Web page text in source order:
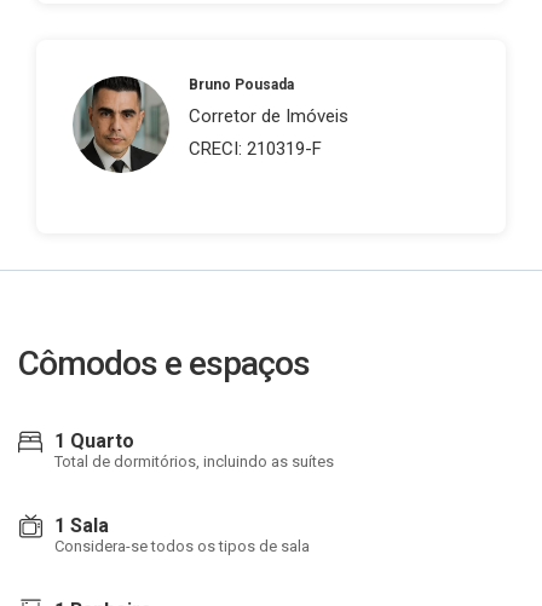
Bruno Pousada
Corretor de Imóveis
CRECI: 210319-F
Cômodos e espaços
1 Quarto
Total de dormitórios, incluindo as suítes
1 Sala
Considera-se todos os tipos de sala